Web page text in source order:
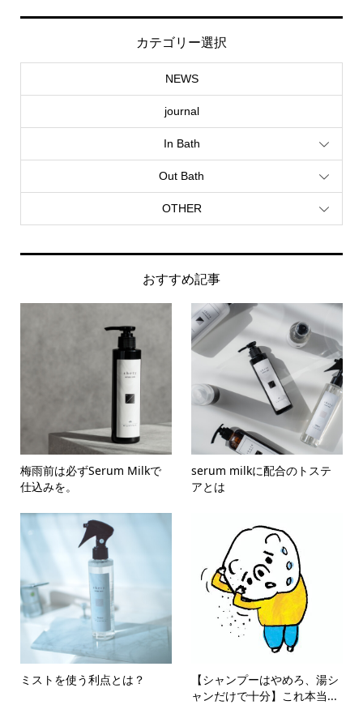
カテゴリー選択
NEWS
journal
In Bath
Out Bath
OTHER
おすすめ記事
梅雨前は必ずSerum Milkで
仕込みを。
serum milkに配合のトステ
アとは
ミストを使う利点とは？
【シャンプーはやめろ、湯シ
ャンだけで十分】これ本当...